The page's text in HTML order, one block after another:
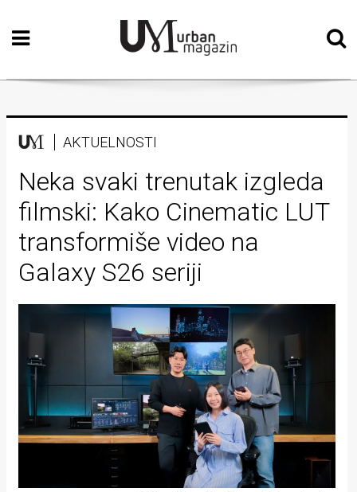
Početna
Vizualne
Teatar
Književnost
Muzika
Film
Intervju
Kolumne
Kultura
Lifestyle
Beauty
Fashion
AKTUELNOSTI
Neka svaki trenutak izgleda
filmski: Kako Cinematic LUT
transformiše video na
Galaxy S26 seriji